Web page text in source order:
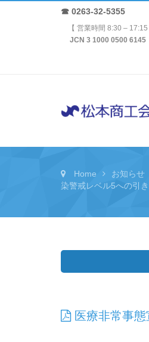
☎ 0263-32-5355
【 営業時間 8:30 – 17:15
JCN 3 1000 0500 6145
Home お知らせ
染警戒レベル5への引
医療非常事態